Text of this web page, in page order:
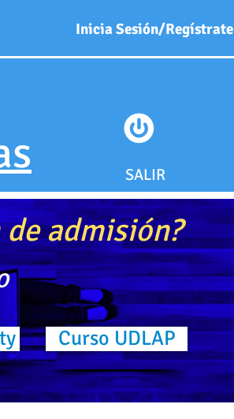
Inicia Sesión/Regístrate
SALIR
deadmisión?
Curso UDLAP